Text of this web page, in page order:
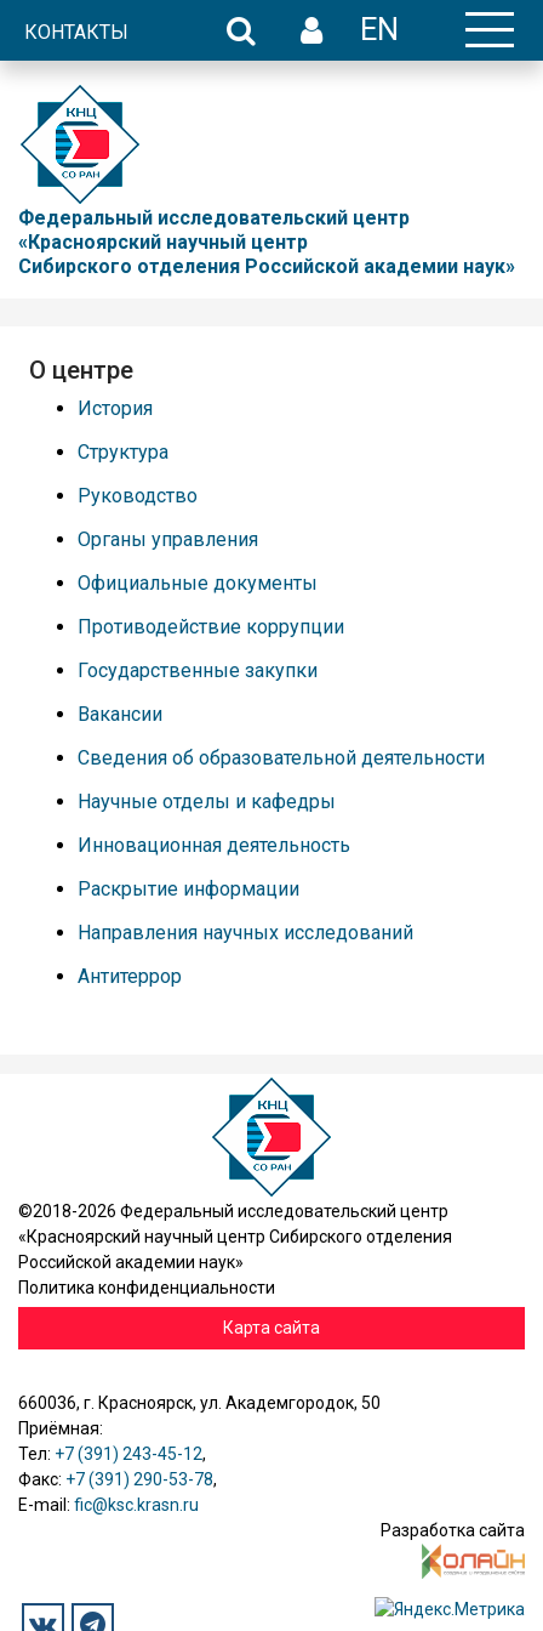
КОНТАКТЫ EN
Федеральный исследовательский центр
«Красноярский научный центр
Сибирского отделения Российской академии наук»
О центре
История
Структура
Руководство
Органы управления
Официальные документы
Противодействие коррупции
Государственные закупки
Вакансии
Сведения об образовательной деятельности
Научные отделы и кафедры
Инновационная деятельность
Раскрытие информации
Направления научных исследований
Антитеррор
©2018-2026 Федеральный исследовательский центр
«Красноярский научный центр Сибирского отделения
Российской академии наук»
Политика конфиденциальности
Карта сайта
660036, г. Красноярск, ул. Академгородок, 50
Приёмная:
Тел: +7 (391) 243-45-12,
Факс: +7 (391) 290-53-78,
E-mail: fic@ksc.krasn.ru
Разработка сайта